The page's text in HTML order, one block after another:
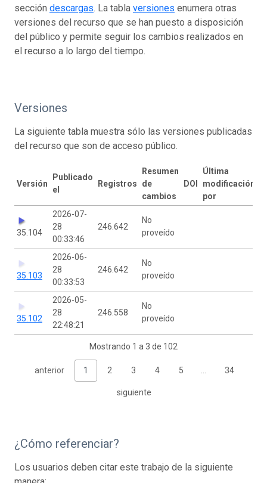
sección descargas. La tabla versiones enumera otras
versiones del recurso que se han puesto a disposición
del público y permite seguir los cambios realizados en
el recurso a lo largo del tiempo.
Versiones
La siguiente tabla muestra sólo las versiones publicadas
del recurso que son de acceso público.
Versión
Publicado
el
Registros
Resumen
de
cambios
DOI
Última
modificación
por
35.104
2026-07-
28
00:33:46
246.642
No
proveído
35.103
2026-06-
28
00:33:53
246.642
No
proveído
35.102
2026-05-
28
22:48:21
246.558
No
proveído
Mostrando 1 a 3 de 102
anterior 1 2 3 4 5 34
siguiente
¿Cómo referenciar?
Los usuarios deben citar este trabajo de la siguiente